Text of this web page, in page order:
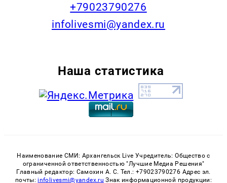
+79023790276
infolivesmi@yandex.ru
Наша статистика
Наименование СМИ: Архангельск Live Учредитель: Общество с
ограниченной ответственностью "Лучшие Медиа Решения"
Главный редактор: Самохин А. С. Тел.: +79023790276 Адрес эл.
почты: infolivesmi@yandex.ru Знак информационной продукции: